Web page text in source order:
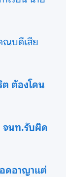
ณบดีเสีย
ต ต้องโดน
จนท.รับผิด
อดอาญาแต่